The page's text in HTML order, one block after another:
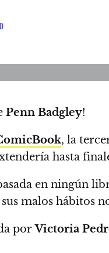
Penn Badgley!
, la
hasta
en ningún
malos hábitos
porVictoria